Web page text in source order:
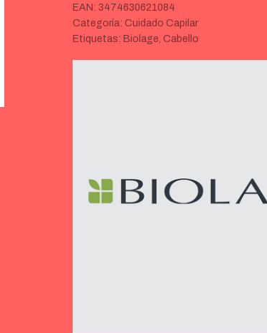
EAN: 3474630621084
Categoría: Cuidado Capilar
Etiquetas: Biolage, Cabello